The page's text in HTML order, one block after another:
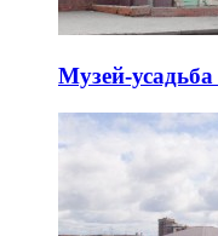
Музей-